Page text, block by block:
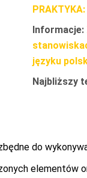
Informacje:
języku
Najbliższy
do
elementów